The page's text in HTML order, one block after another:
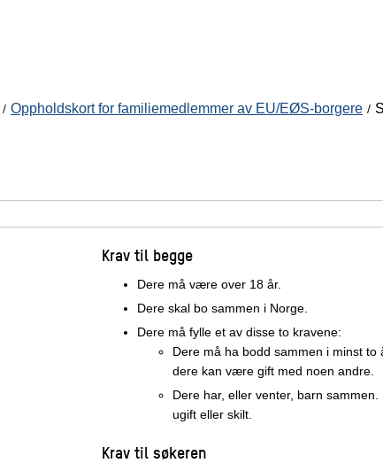
Oppholdskort for familiemedlemmer av EU/EØS-borgere
Krav til begge
Dere må være over 18 år.
Dere skal bo sammen i Norge.
Dere må fylle et av disse to kravene:
Dere må ha bodd sammen i minst to
dere kan være gift med noen andre.
Dere har, eller venter, barn
ugift eller skilt.
Krav til søkeren